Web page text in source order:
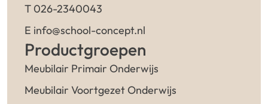
T 026-2340043
E info@school-concept.nl
Productgroepen
Meubilair Primair Onderwijs
Meubilair Voortgezet Onderwijs